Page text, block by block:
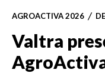
AGROACTIVA 2026
Valtra